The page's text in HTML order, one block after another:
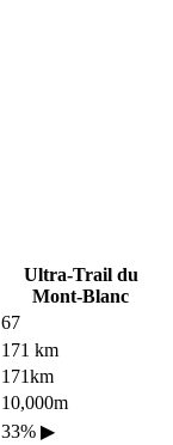
Ultra-Trail du
Mont-Blanc
67
171 km
171km
10,000m
33% ▶